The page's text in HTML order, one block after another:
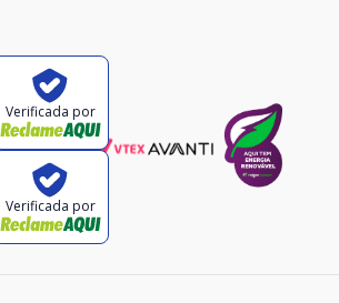
Verificada por
Verificada por